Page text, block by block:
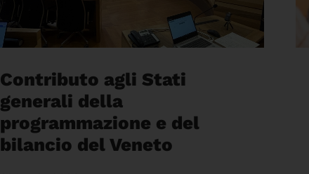
Contributo agli Stati
generali della
programmazione e del
bilancio del Veneto